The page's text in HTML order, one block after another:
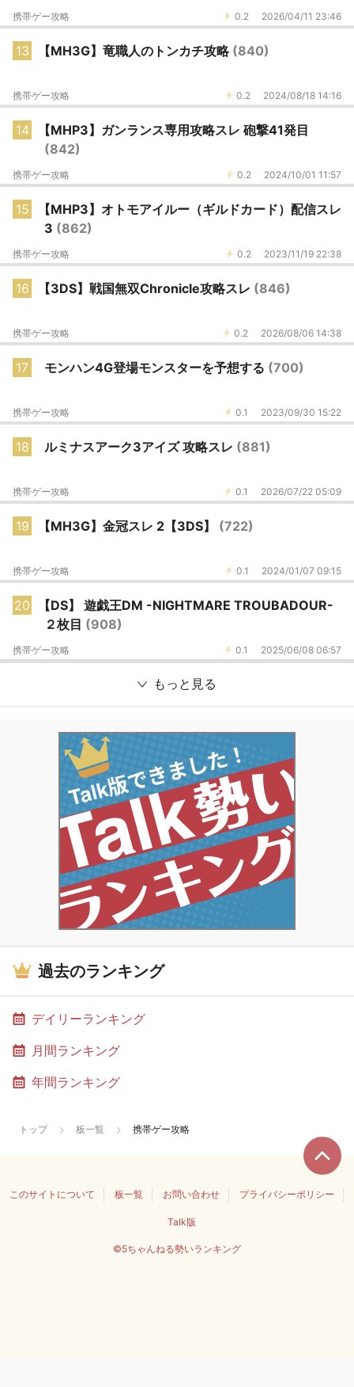
0.2 2026/04/11 23:46
携帯ゲー攻略
13 【MH3G】竜職人のトンカチ攻略 (840)
0.2 2024/08/18 14:16
携帯ゲー攻略
14
【MHP3】ガンランス専用攻略スレ 砲撃41発目
(842)
0.2 2024/10/01 11:57
携帯ゲー攻略
15
【MHP3】オトモアイルー（ギルドカード）配信スレ
3 (862)
0.2 2023/11/19 22:38
携帯ゲー攻略
16 【3DS】戦国無双Chronicle攻略スレ (846)
0.2 2026/08/06 14:38
携帯ゲー攻略
17 モンハン4G登場モンスターを予想する (700)
0.1 2023/09/30 15:22
携帯ゲー攻略
18 ルミナスアーク3アイズ 攻略スレ (881)
0.1 2026/07/22 05:09
携帯ゲー攻略
19 【MH3G】金冠スレ 2【3DS】 (722)
0.1 2024/01/07 09:15
携帯ゲー攻略
20
【DS】 遊戯王DM -NIGHTMARE TROUBADOUR-
２枚目 (908)
0.1 2025/06/08 06:57
携帯ゲー攻略
もっと見る
過去のランキング
デイリーランキング
月間ランキング
年間ランキング
トップ 板一覧 携帯ゲー攻略
このサイトについて 板一覧 お問い合わせ プライバシーポリシー
Talk版
©5ちゃんねる勢いランキング